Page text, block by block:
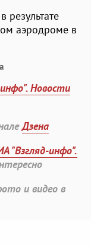
в результате
аэродроме в
Новости
Дзена
"Взгляд-инфо".
и видео в